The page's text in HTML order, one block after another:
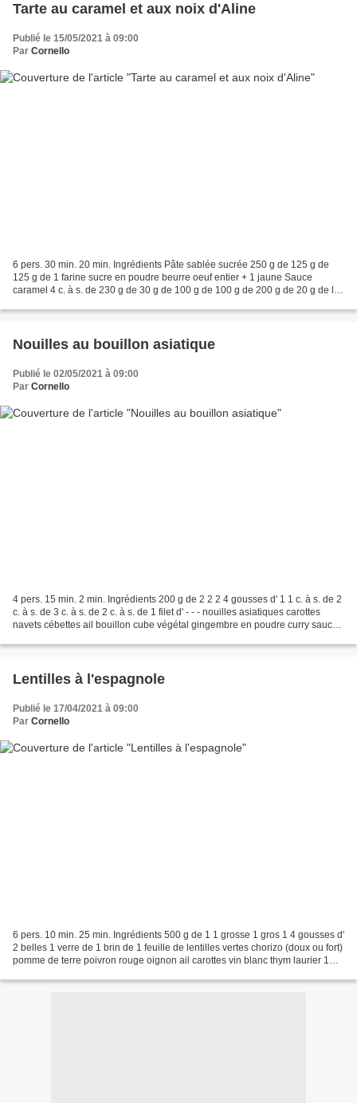
Tarte au caramel et aux noix d'Aline
Publié le 15/05/2021 à 09:00
Par Cornello
6 pers. 30 min. 20 min. Ingrédients Pâte sablée sucrée 250 g de 125 g de
125 g de 1 farine sucre en poudre beurre oeuf entier + 1 jaune Sauce
caramel 4 c. à s. de 230 g de 30 g de 100 g de 100 g de 200 g de 20 g de lait
Nouilles au bouillon asiatique
Publié le 02/05/2021 à 09:00
Par Cornello
4 pers. 15 min. 2 min. Ingrédients 200 g de 2 2 2 4 gousses d' 1 1 c. à s. de 2
c. à s. de 3 c. à s. de 2 c. à s. de 1 filet d' - - - nouilles asiatiques carottes
navets cébettes ail bouillon cube végétal gingembre en poudre curry sauce
Lentilles à l'espagnole
Publié le 17/04/2021 à 09:00
Par Cornello
6 pers. 10 min. 25 min. Ingrédients 500 g de 1 1 grosse 1 gros 1 4 gousses d'
2 belles 1 verre de 1 brin de 1 feuille de lentilles vertes chorizo (doux ou fort)
pomme de terre poivron rouge oignon ail carottes vin blanc thym laurier 1